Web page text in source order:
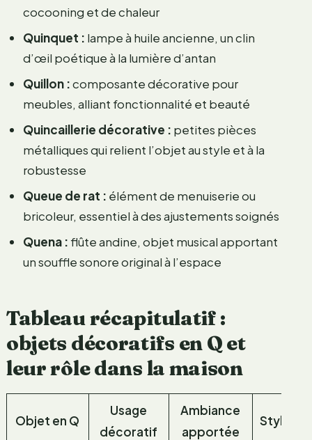
cocooning et de chaleur
Quinquet : lampe à huile ancienne, un clin
d’œil poétique à la lumière d’antan
Quillon :composante décorative pour
meubles, alliant fonctionnalité et beauté
Quincaillerie décorative : petites pièces
métalliques qui relient l’objet au style et à la
robustesse
Queue de rat : élément de menuiserie ou
bricoleur, essentiel à des ajustements soignés
Quena : flûte andine, objet musical apportant
un souffle sonore original à l’espace
Tableau récapitulatif :
objets décoratifs en Q et
leur rôle dans la maison
Objet en Q
Usage
décoratif
Ambiance
apportée
Style